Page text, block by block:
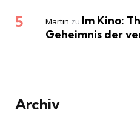
Martin zu Im Kino:
Geheimnis der
Archiv